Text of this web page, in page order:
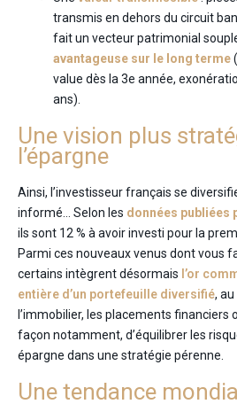
transmis en dehors du circuit
fait un vecteur patrimonial
avantageuse sur le long terme
value dès la 3e année,
ans).
Une vision plus
l’épargne
Ainsi, l’investisseur français se
informé… Selon les données publiées
ils sont 12 % à avoir investi pour la
Parmi ces nouveaux venus dont vous
certains intègrent désormais l’or
entière d’un portefeuille diversifié,
l’immobilier, les placements financiers
façon notamment, d’équilibrer les
épargne dans une stratégie pérenne.
Une tendance